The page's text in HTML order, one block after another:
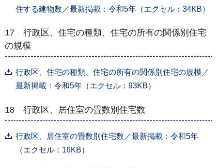
住する建物数／最新掲載：令和5年（エクセル：34KB）
17 行政区、住宅の種類、住宅の所有の関係別住宅
の規模
行政区、住宅の種類、住宅の所有の関係別住宅の規模／
最新掲載：令和5年（エクセル：93KB）
18 行政区、居住室の畳数別住宅数
行政区、居住室の畳数別住宅数／最新掲載：令和5年
（エクセル：16KB）